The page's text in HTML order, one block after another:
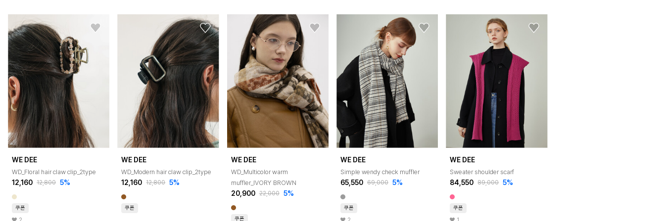
WE DEE
WD_Floral hair claw clip_2type
12,160 12,800 5%
쿠폰
WE DEE
WD_Modern hair claw clip_2type
12,160 12,800 5%
쿠폰
WE DEE
WD_Multicolor warm
muffler_IVORY BROWN
20,900 22,000 5%
쿠폰
WE DEE
Simple wendy check muffler
65,550 69,000 5%
쿠폰
WE DEE
Sweater shoulder scarf
84,550 89,000 5%
쿠폰